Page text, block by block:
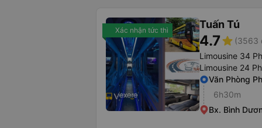
Xác nhận tức thì Tuấn Tú
4.7star (3563
Limousine 34
Limousine 24
Văn Phòng
6h30m
Bx. Bình